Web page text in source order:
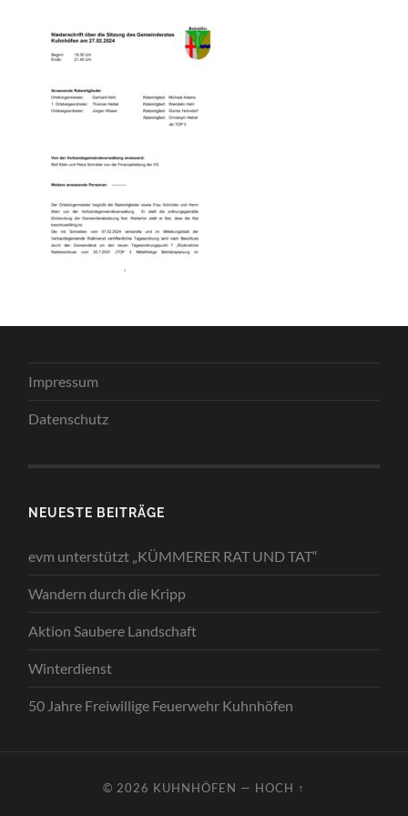
Impressum
Datenschutz
NEUESTE BEITRÄGE
evm unterstützt „KÜMMERER RAT UND TAT“
Wandern durch die Kripp
Aktion Saubere Landschaft
Winterdienst
50 Jahre Freiwillige Feuerwehr Kuhnhöfen
© 2026 KUHNHÖFEN — HOCH ↑